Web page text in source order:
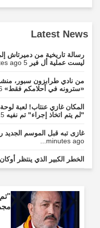
Latest News
رسالة تاريخية من دميرتاش إلى
ليست عملية أل فير5 minutes ago...
من نادي طرابزون سبور،
«سترونه في أحلامكم فقط»6 minutes ago...
المكان غازي عنتاب! لعبة لوحة
"لم يتم اتخاذ إجراء" تم نفيه15 minutes ago...
غازی تبه قبل الموسم الجديد
minutes ago...
الخطر الكبير الذي ينتظر أوكان
"تم